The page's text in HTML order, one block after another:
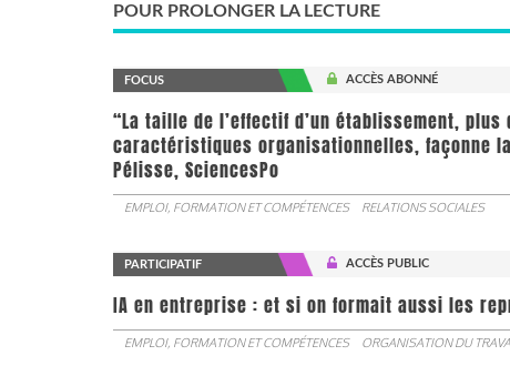
POUR PROLONGER LA LECTURE
FOCUS ACCÈS ABONNÉ
“La taille de l’effectif d’un établissement,
caractéristiques organisationnelles, façonne
Pélisse, SciencesPo
EMPLOI, FORMATION ET COMPÉTENCES RELATIONS SOCIALES
PARTICIPATIF ACCÈS PUBLIC
IA en entreprise : et si on formait aussi les
EMPLOI, FORMATION ET COMPÉTENCES ORGANISATION DU